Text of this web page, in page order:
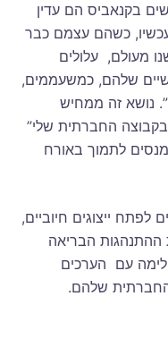
בקנאביס הם עדין
כשהם עצמם כבר
מעולם, עלולים
שלהם, כמשעממים,
נושא זה ממחיש
החברתית שלי”
מנסים לתמוך באורח
לפתח ייצוגים חיוביים,
הבריאה
עם הערכים
שלהם.